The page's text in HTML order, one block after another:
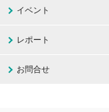
イベント
レポート
お問合せ